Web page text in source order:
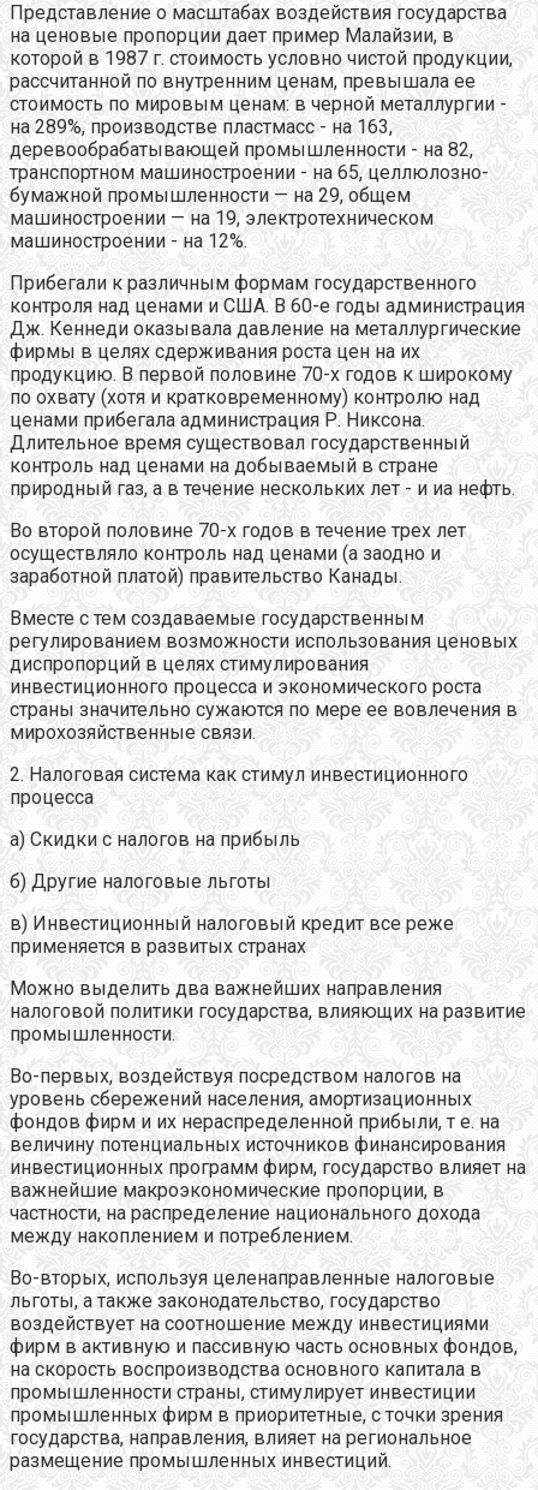
Представление о масштабах воздействия государства
на ценовые пропорции дает пример Малайзии, в
которой в 1987 г. стоимость условно чистой продукции,
рассчитанной по внутренним ценам, превышала ее
стоимость по мировым ценам: в черной металлургии -
на 289%, производстве пластмасс - на 163,
деревообрабатывающей промышленности - на 82,
транспортном машиностроении - на 65, целлюлозно-
бумажной промышленности — на 29, общем
машиностроении — на 19, электротехническом
машиностроении - на 12%.
Прибегали к различным формам государственного
контроля над ценами и США. В 60-е годы администрация
Дж. Кеннеди оказывала давление на металлургические
фирмы в целях сдерживания роста цен на их
продукцию. В первой половине 70-х годов к широкому
по охвату (хотя и кратковременному) контролю над
ценами прибегала администрация Р. Никсона.
Длительное время существовал государственный
контроль над ценами на добываемый в стране
природный газ, а в течение нескольких лет - и иа нефть.
Во второй половине 70-х годов в течение трех лет
осуществляло контроль над ценами (а заодно и
заработной платой) правительство Канады.
Вместе с тем создаваемые государственным
регулированием возможности использования ценовых
диспропорций в целях стимулирования
инвестиционного процесса и экономического роста
страны значительно сужаются по мере ее вовлечения в
мирохозяйственные связи.
2. Налоговая система как стимул инвестиционного
процесса
а) Скидки с налогов на прибыль
б) Другие налоговые льготы
в) Инвестиционный налоговый кредит все реже
применяется в развитых странах
Можно выделить два важнейших направления
налоговой политики государства, влияющих на развитие
промышленности.
Во-первых, воздействуя посредством налогов на
уровень сбережений населения, амортизационных
фондов фирм и их нераспределенной прибыли, т е. на
величину потенциальных источников финансирования
инвестиционных программ фирм, государство влияет на
важнейшие макроэкономические пропорции, в
частности, на распределение национального дохода
между накоплением и потреблением.
Во-вторых, используя целенаправленные налоговые
льготы, а также законодательство, государство
воздействует на соотношение между инвестициями
фирм в активную и пассивную часть основных фондов,
на скорость воспроизводства основного капитала в
промышленности страны, стимулирует инвестиции
промышленных фирм в приоритетные, с точки зрения
государства, направления, влияет на региональное
размещение промышленных инвестиций.